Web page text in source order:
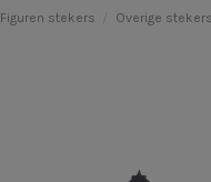
Figuren stekers Overige stekers